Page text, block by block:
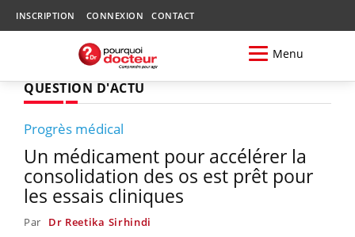
INSCRIPTION CONNEXION CONTACT
Menu
QUESTION D'ACTU
Progrès médical
Un médicament pour accélérer la
consolidation des os est prêt pour
les essais cliniques
Par Dr Reetika Sirhindi